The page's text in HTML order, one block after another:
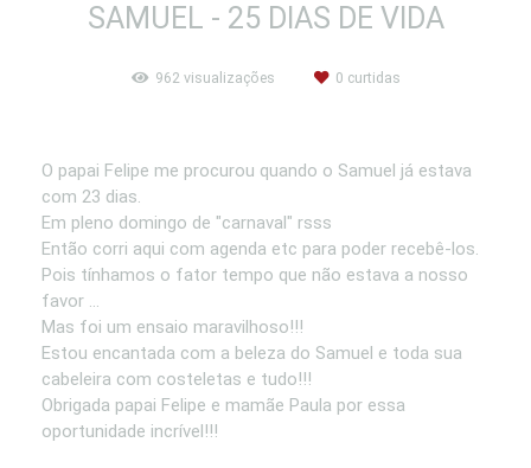
SAMUEL - 25 DIAS DE VIDA
962visualizações 0 curtidas
O papai Felipe me procurou quando o Samuel já estava
com 23 dias.
Em pleno domingo de "carnaval" rsss
Então corri aqui com agenda etc para poder recebê-los.
Pois tínhamos o fator tempo que não estava a nosso
favor ...
Mas foi um ensaio maravilhoso!!!
Estou encantada com a beleza do Samuel e toda sua
cabeleira com costeletas e tudo!!!
Obrigada papai Felipe e mamãe Paula por essa
oportunidade incrível!!!